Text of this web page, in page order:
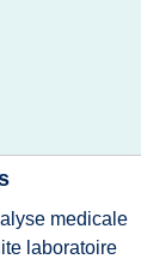
medicale
laboratoire